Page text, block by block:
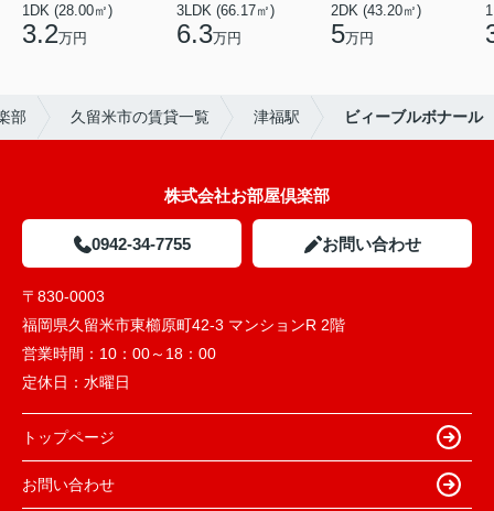
1DK (28.00㎡)
3.2万円
3LDK (66.17㎡)
6.3万円
2DK (43.20㎡)
5万円
部 久留米市の賃貸一覧 津福駅 ビィーブルボナール
株式会社お部屋倶楽部
0942-34-7755 お問い合わせ
〒830-0003
福岡県久留米市東櫛原町42-3 マンションR 2階
営業時間： 10：00～18：00
定休日： 水曜日
トップページ
お問い合わせ